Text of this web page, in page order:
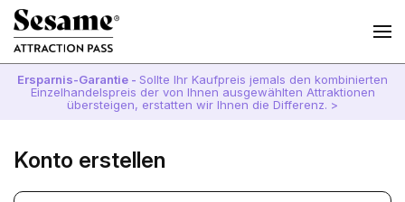
Ersparnis-Garantie - Sollte Ihr Kaufpreis jemals den kombinierten
Einzelhandelspreis der von Ihnen ausgewählten Attraktionen
übersteigen, erstatten wir Ihnen die Differenz. >
Konto erstellen